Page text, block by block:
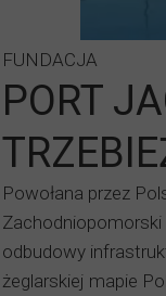
FUNDACJA
PORT
Powołana przez
Zachodniopomorski
odbudowy
żeglarskiej mapie